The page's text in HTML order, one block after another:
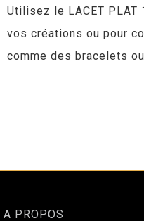
Utilisez le LACET PLAT
vos créations ou pour
comme des bracelets
A PROPOS